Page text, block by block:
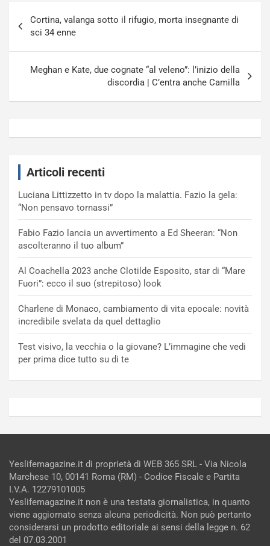
articoli
Cortina, valanga sotto il rifugio, morta insegnante di
sci 34 enne
Meghan e Kate, due cognate “al veleno”: l’inizio della
discordia | C’entra anche Camilla
Articoli recenti
Luciana Littizzetto in tv dopo la malattia. Fazio la gela:
“Non pensavo tornassi”
Fabio Fazio lancia un avvertimento a Ed Sheeran: “Non
ascolteranno il tuo album”
Al Coachella 2023 anche Clotilde Esposito, star di “Mare
Fuori”: ecco il suo (strepitoso) look
Charlene di Monaco, cambiamento di vita epocale: novità
incredibile svelata da quel dettaglio
Test visivo, la vecchia o la giovane? L’immagine che vedi
per prima dice tutto su di te
Yeslifemagazine.it di proprietà di WEB 365 SRL - Via Nicola
Marchese 10, 00141 Roma (RM) - Codice Fiscale e Partita
I.V.A. 12279101005
Yeslifemagazine.it non è una testata giornalistica, in quanto
viene aggiornato senza alcuna periodicità. Non può pertanto
considerarsi un prodotto editoriale ai sensi della legge n. 62
del 07.03.2001